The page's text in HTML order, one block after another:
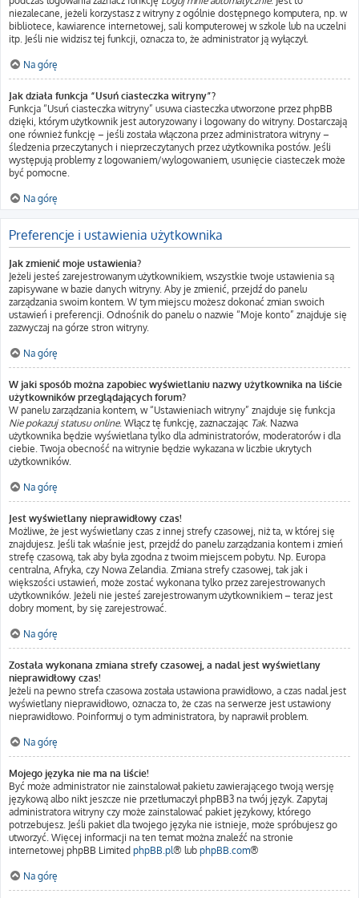
niezalecane, jeżeli korzystasz z witryny z ogólnie dostępnego komputera, np. w
bibliotece, kawiarence internetowej, sali komputerowej w szkole lub na uczelni
itp. Jeśli nie widzisz tej funkcji, oznacza to, że administrator ją wyłączył.
Na górę
Jak działa funkcja “Usuń ciasteczka witryny”?
Funkcja “Usuń ciasteczka witryny” usuwa ciasteczka utworzone przez phpBB
dzięki, którym użytkownik jest autoryzowany i logowany do witryny. Dostarczają
one również funkcję – jeśli została włączona przez administratora witryny –
śledzenia przeczytanych i nieprzeczytanych przez użytkownika postów. Jeśli
występują problemy z logowaniem/wylogowaniem, usunięcie ciasteczek może
być pomocne.
Na górę
Preferencje i ustawienia użytkownika
Jak zmienić moje ustawienia?
Jeżeli jesteś zarejestrowanym użytkownikiem, wszystkie twoje ustawienia są
zapisywane w bazie danych witryny. Aby je zmienić, przejdź do panelu
zarządzania swoim kontem. W tym miejscu możesz dokonać zmian swoich
ustawień i preferencji. Odnośnik do panelu o nazwie “Moje konto” znajduje się
zazwyczaj na górze stron witryny.
Na górę
W jaki sposób można zapobiec wyświetlaniu nazwy użytkownika na liście
użytkowników przeglądających forum?
W panelu zarządzania kontem, w “Ustawieniach witryny” znajduje się funkcja
Nie pokazuj statusu online. Włącz tę funkcję, zaznaczając Tak. Nazwa
użytkownika będzie wyświetlana tylko dla administratorów, moderatorów i dla
ciebie. Twoja obecność na witrynie będzie wykazana w liczbie ukrytych
użytkowników.
Na górę
Jest wyświetlany nieprawidłowy czas!
Możliwe, że jest wyświetlany czas z innej strefy czasowej, niż ta, w której się
znajdujesz. Jeśli tak właśnie jest, przejdź do panelu zarządzania kontem i zmień
strefę czasową, tak aby była zgodna z twoim miejscem pobytu. Np. Europa
centralna, Afryka, czy Nowa Zelandia. Zmiana strefy czasowej, tak jak i
większości ustawień, może zostać wykonana tylko przez zarejestrowanych
użytkowników. Jeżeli nie jesteś zarejestrowanym użytkownikiem – teraz jest
dobry moment, by się zarejestrować.
Na górę
Została wykonana zmiana strefy czasowej, a nadal jest wyświetlany
nieprawidłowy czas!
Jeżeli na pewno strefa czasowa została ustawiona prawidłowo, a czas nadal jest
wyświetlany nieprawidłowo, oznacza to, że czas na serwerze jest ustawiony
nieprawidłowo. Poinformuj o tym administratora, by naprawił problem.
Na górę
Mojego języka nie ma na liście!
Być może administrator nie zainstalował pakietu zawierającego twoją wersję
językową albo nikt jeszcze nie przetłumaczył phpBB3 na twój język. Zapytaj
administratora witryny czy może zainstalować pakiet językowy, którego
potrzebujesz. Jeśli pakiet dla twojego języka nie istnieje, może spróbujesz go
utworzyć. Więcej informacji na ten temat można znaleźć na stronie
internetowej phpBB Limited phpBB.pl® lub phpBB.com®
Na górę